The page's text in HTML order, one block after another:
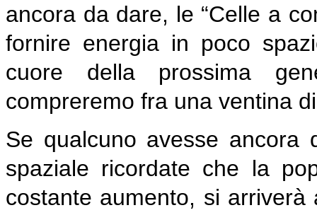
ancora da dare, le “Celle a
fornire energia in poco
cuore della prossima
compreremo fra una ventina
Se qualcuno avesse ancora
spaziale ricordate che la
costante aumento, si